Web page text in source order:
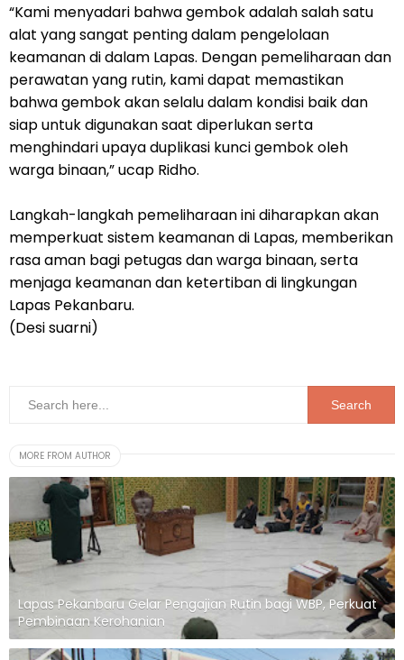
“Kami menyadari bahwa gembok adalah salah satu
alat yang sangat penting dalam pengelolaan
keamanan di dalam Lapas. Dengan pemeliharaan dan
perawatan yang rutin, kami dapat memastikan
bahwa gembok akan selalu dalam kondisi baik dan
siap untuk digunakan saat diperlukan serta
menghindari upaya duplikasi kunci gembok oleh
warga binaan,” ucap Ridho.
Langkah-langkah pemeliharaan ini diharapkan akan
memperkuat sistem keamanan di Lapas, memberikan
rasa aman bagi petugas dan warga binaan, serta
menjaga keamanan dan ketertiban di lingkungan
Lapas Pekanbaru.
(Desi suarni)
MORE FROM AUTHOR
Lapas Pekanbaru Gelar Pengajian Rutin bagi WBP, Perkuat
Pembinaan Kerohanian